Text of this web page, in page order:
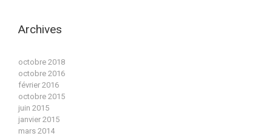
Archives
octobre 2018
octobre 2016
février 2016
octobre 2015
juin 2015
janvier 2015
mars 2014